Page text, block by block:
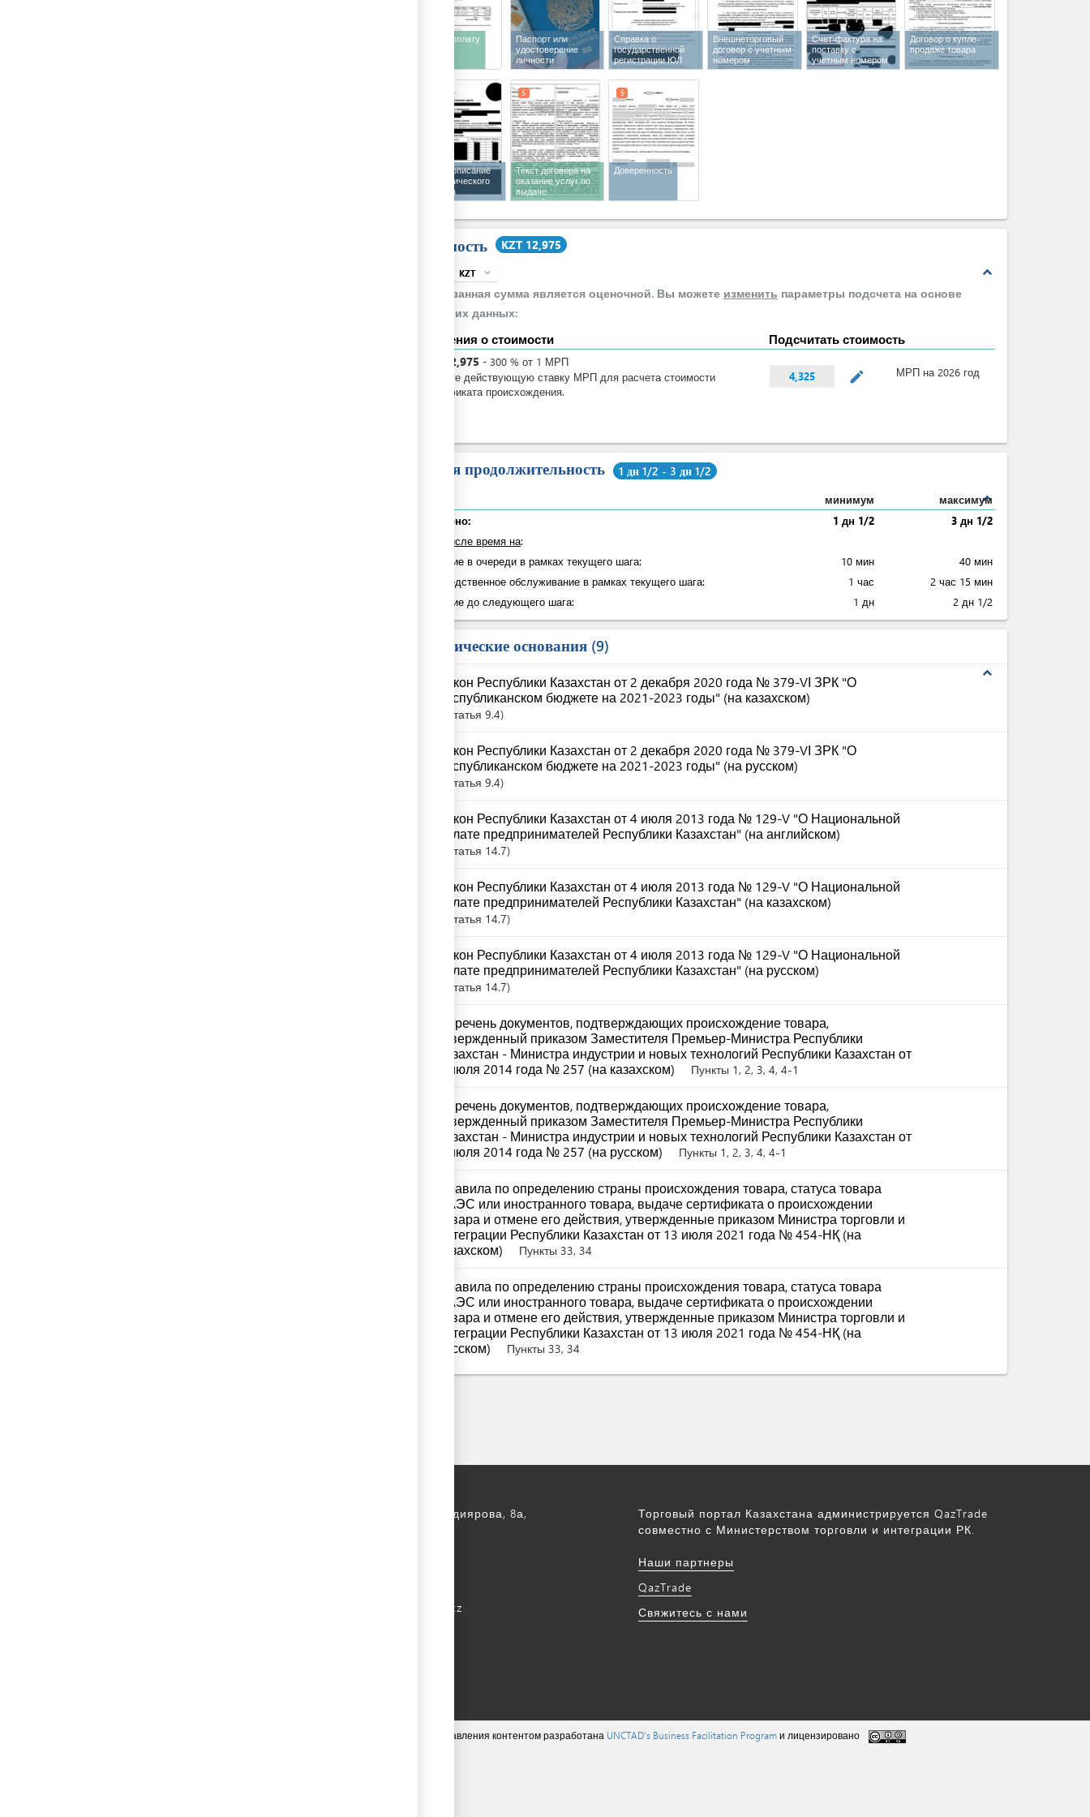
Счет на оплату
Паспорт или
удостоверение
личности
Справка о
государственной
регистрации ЮЛ
Внешнеторговый
договор с учетным
номером
Счет-фактура на
поставку с
учетным номером
Договор о купле-
продаже товара
Краткое описание
технологического
процесса
производства
Текст договора на
оказание услуг по
выдаче
сертификата о
5
Доверенность
5
Стоимость KZT 12,975
expand_less
KZT expand_more
Указанная сумма является оценочной. Вы можете изменить параметры подсчета на основе
своих данных:
Сведения о стоимости Подсчитать стоимость
12,975 - 300 % от 1 МРП
Введите действующую ставку МРП для расчета стоимости
сертификата происхождения.
4,325 mode_edit МРП на 2026 год
Общая продолжительность 1 дн 1/2 - 3 дн 1/2
expand_less
минимум
максимум
Суммарно:
1 дн 1/2
3 дн 1/2
в том числе время на:
Ожидание в очереди в рамках текущего шага:
10 мин
40 мин
Непосредственное обслуживание в рамках текущего шага:
1 час
2 час 15 мин
Ожидание до следующего шага:
1 дн 2 дн 1/2
Юридические основания 9
expand_less
Закон Республики Казахстан от 2 декабря 2020 года № 379-VІ ЗРК "О
республиканском бюджете на 2021-2023 годы" (на казахском)
Статья 9.4
Закон Республики Казахстан от 2 декабря 2020 года № 379-VІ ЗРК "О
республиканском бюджете на 2021-2023 годы" (на русском)
Статья 9.4
Закон Республики Казахстан от 4 июля 2013 года № 129-V "О Национальной
палате предпринимателей Республики Казахстан" (на английском)
Статья 14.7
Закон Республики Казахстан от 4 июля 2013 года № 129-V "О Национальной
палате предпринимателей Республики Казахстан" (на казахском)
Статья 14.7
Закон Республики Казахстан от 4 июля 2013 года № 129-V "О Национальной
палате предпринимателей Республики Казахстан" (на русском)
Статья 14.7
Перечень документов, подтверждающих происхождение товара,
утвержденный приказом Заместителя Премьер-Министра Республики
Казахстан - Министра индустрии и новых технологий Республики Казахстан от
8 июля 2014 года № 257 (на казахском)
Пункты 1, 2, 3, 4, 4-1
Перечень документов, подтверждающих происхождение товара,
утвержденный приказом Заместителя Премьер-Министра Республики
Казахстан - Министра индустрии и новых технологий Республики Казахстан от
8 июля 2014 года № 257 (на русском)
Пункты 1, 2, 3, 4, 4-1
Правила по определению страны происхождения товара, статуса товара
ЕАЭС или иностранного товара, выдаче сертификата о происхождении
товара и отмене его действия, утвержденные приказом Министра торговли и
интеграции Республики Казахстан от 13 июля 2021 года № 454-НҚ (на
казахском)
Пункты 33, 34
Правила по определению страны происхождения товара, статуса товара
ЕАЭС или иностранного товара, выдаче сертификата о происхождении
товара и отмене его действия, утвержденные приказом Министра торговли и
интеграции Республики Казахстан от 13 июля 2021 года № 454-НҚ (на
русском)
Пункты 33, 34
г. Астана, ул. С. Асфендиярова, 8а,
kense@qaztrade.org.kz
Торговый портал Казахстана администрируется QazTrade
совместно с Министерством торговли и интеграции РК.
Наши партнеры
QazTrade
Свяжитесь с нами
Авторское право принадлежит eRegulations ©, система управления контентом разработана UNCTAD's Business Facilitation Programи лицензировано